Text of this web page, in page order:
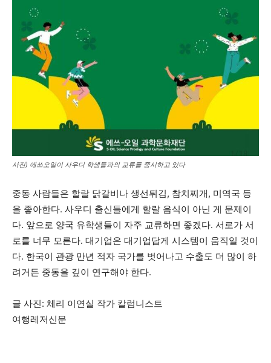
사진) 에쓰오일이 사우디 학생들과의 교류를 중시하고 있다
중동 사람들은 할랄 닭갈비나 생선튀김, 참치찌개, 미역국 등
을 좋아한다. 사우디 출신들에게 할랄 음식이 아닌 게 문제이
다. 앞으로 양국 유학생들이 자주 교류하면 좋겠다. 서로가 서
로를 너무 모른다. 대기업은 대기업답게 시스템이 움직일 것이
다. 한국이 관광 만년 적자 국가를 벗어나고 수출도 더 많이 하
려거든 중동을 깊이 연구해야 한다.
글 사진: 체리 이연실 작가 칼럼니스트
여행레저신문